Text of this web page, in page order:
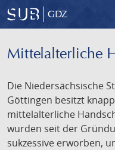
GDZ
Mittelalterliche
Die Niedersächsische
Göttingen besitzt
mittelalterliche
wurden seit der
sukzessive erworben,